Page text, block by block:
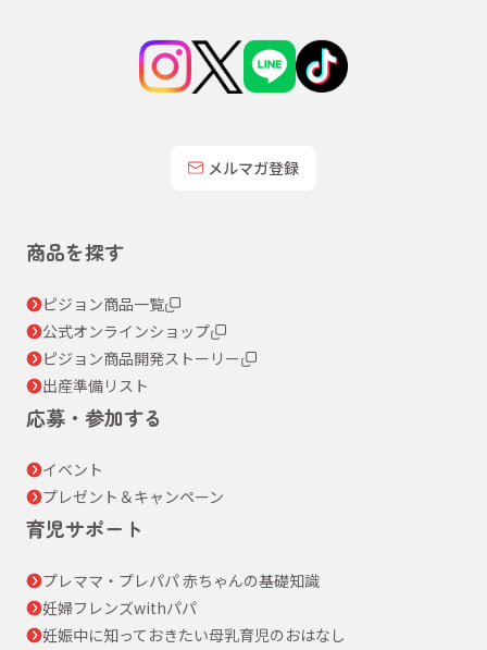
メルマガ登録
商品を探す
ピジョン商品一覧
公式オンラインショップ
ピジョン商品開発ストーリー
出産準備リスト
応募・参加する
イベント
プレゼント＆キャンペーン
育児サポート
プレママ・プレパパ 赤ちゃんの基礎知識
妊婦フレンズwithパパ
妊娠中に知っておきたい母乳育児のおはなし